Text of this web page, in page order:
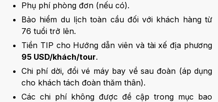
Phụ phí phòng đơn (nếu có).
Bảo hiểm du lịch toàn cầu đối với khách hàng từ
76 tuổi trở lên.
Tiền TIP cho Hướng dẫn viên và tài xế địa phương
95 USD/khách/tour.
Chi phí dời, đổi vé máy bay về sau đoàn (áp dụng
cho khách tách đoàn thăm thân).
Các chi phí không được đề cập trong mục bao